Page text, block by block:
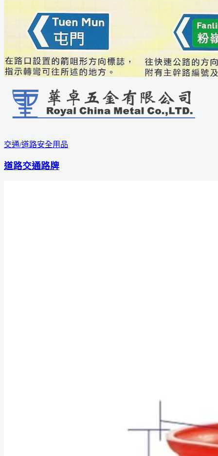
交通/道路安全用品
道路交通路牌